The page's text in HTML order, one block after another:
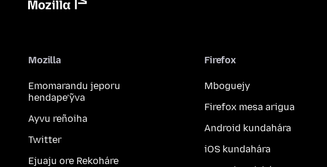
Mozilla
Emomarandu jeporu
hendape’ỹva
Ayvu reñoiha
Twitter
Ejuaju ore Rekoháre
Firefox
Mboguejy
Firefox mesa arigua
Android kundahára
iOS kundahára